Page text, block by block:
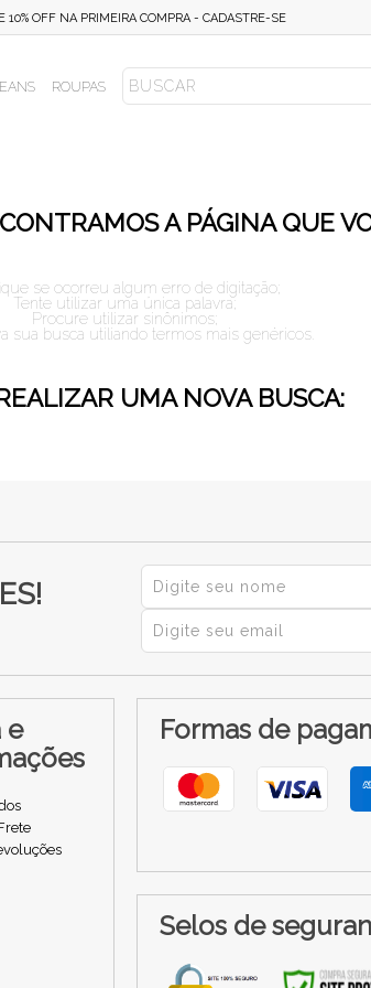
10% OFF NA PRIMEIRA COMPRA - CADASTRE-SE
ROUPAS
A PÁGINA QUE
se ocorreu algum erro de digitação;
Tente utilizar uma única palavra;
Procure utilizar sinônimos;
sua busca utiliando termos mais genéricos.
UMA NOVA BUSCA:
e
Formas de
Selos de